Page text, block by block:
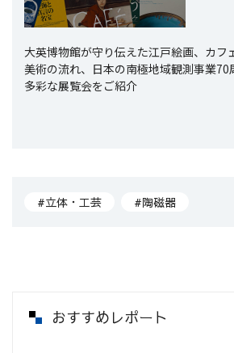
大英博物館が守り伝えた江戸絵画、カフ
美術の流れ、日本の南極地域観測事業70
多彩な展覧会をご紹介
#立体・工芸 #陶磁器
おすすめレポート